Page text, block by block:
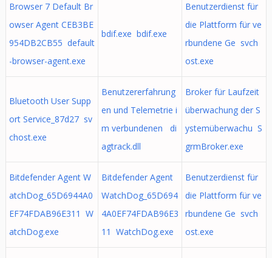
Browser 7 Default Br
owser Agent CEB3BE
954DB2CB55 default
-browser-agent.exe
bdif.exe bdif.exe
Benutzerdienst für
die Plattform für ve
rbundene Ge svch
ost.exe
Bluetooth User Supp
ort Service_87d27 sv
chost.exe
Benutzererfahrung
en und Telemetrie i
m verbundenen di
agtrack.dll
Broker für Laufzeit
überwachung der S
ystemüberwachu S
grmBroker.exe
Bitdefender Agent W
atchDog_65D6944A0
EF74FDAB96E311 W
atchDog.exe
Bitdefender Agent
WatchDog_65D694
4A0EF74FDAB96E3
11 WatchDog.exe
Benutzerdienst für
die Plattform für ve
rbundene Ge svch
ost.exe